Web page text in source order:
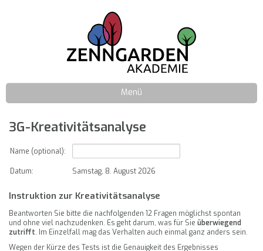
Menü
3G-Kreativitätsanalyse
Name (optional):
Datum: Samstag, 8. August 2026
Instruktion zur Kreativitätsanalyse
Beantworten Sie bitte die nachfolgenden 12 Fragen möglichst spontan
und ohne viel nachzudenken. Es geht darum, was für Sie überwiegend
zutrifft. Im Einzelfall mag das Verhalten auch einmal ganz anders sein.
Wegen der Kürze des Tests ist die Genauigkeit des Ergebnisses